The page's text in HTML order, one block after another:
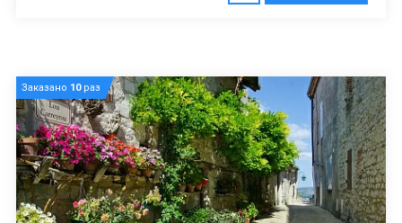
Заказано 10раз